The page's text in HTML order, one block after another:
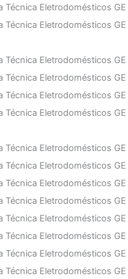
Técnica Eletrodomésticos
Técnica Eletrodomésticos
Técnica Eletrodomésticos GE
Técnica Eletrodomésticos
Técnica Eletrodomésticos
Técnica Eletrodomésticos
Técnica Eletrodomésticos GE
Técnica Eletrodomésticos GE
Técnica Eletrodomésticos GE
Técnica Eletrodomésticos GE
Técnica Eletrodomésticos GE
Técnica Eletrodomésticos GE
Técnica Eletrodomésticos GE
Técnica Eletrodomésticos GE